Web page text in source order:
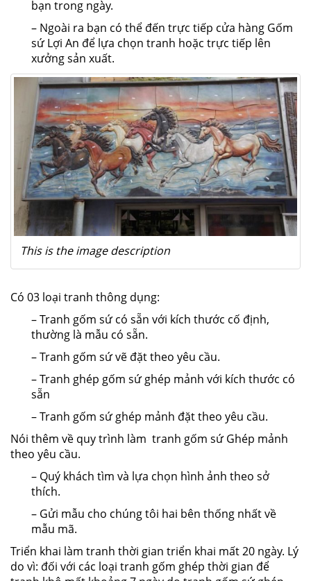
bạn trong ngày.
– Ngoài ra bạn có thể đến trực tiếp cửa hàng Gốm
sứ Lợi An để lựa chọn tranh hoặc trực tiếp lên
xưởng sản xuất.
This is the image description
Có 03 loại tranh thông dụng:
– Tranh gốm sứ có sẵn với kích thước cố định,
thường là mẫu có sẵn.
– Tranh gốm sứ vẽ đặt theo yêu cầu.
– Tranh ghép gốm sứ ghép mảnh với kích thước có
sẵn
– Tranh gốm sứ ghép mảnh đặt theo yêu cầu.
Nói thêm về quy trình làm tranh gốm sứ Ghép mảnh
theo yêu cầu.
– Quý khách tìm và lựa chọn hình ảnh theo sở
thích.
– Gửi mẫu cho chúng tôi hai bên thống nhất về
mẫu mã.
Triển khai làm tranh thời gian triển khai mất 20 ngày. Lý
do vì: đối với các loại tranh gốm ghép thời gian để